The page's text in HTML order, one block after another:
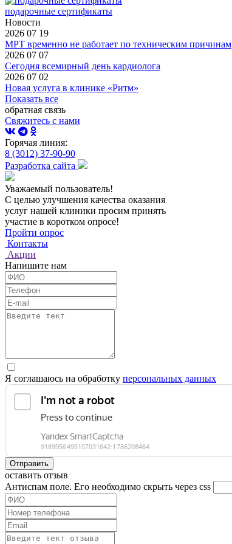
подарочные сертификаты
Новости
2026 07 19
МРТ временно не работает по техническим причинам
2026 07 07
Сегодня всемирный день кардиолога
2026 07 02
Новая услуга в клинике «Ритм»
Показать все
обратная связь
Свяжитесь с нами
Горячая линия:
8 (3012) 37-90-90
Разработка сайта
Уважаемый пользователь!
С целью улучшения качества оказания
услуг нашей клиники просим принять
участие в коротком опросе!
Пройти опрос
Контакты
Акции
Напишите нам
Я соглашаюсь на обработку персональных данных
Отправить
оставить отзыв
Антиспам поле. Его необходимо скрыть через css